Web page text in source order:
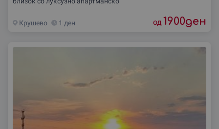
Крушево 1 ден од 1900ден